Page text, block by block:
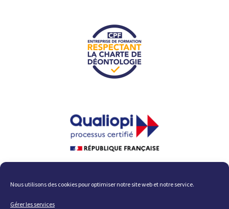
Nous utilisons des cookies pour optimiser notre site web et notre service.
Gérer les services
d'action suivante :